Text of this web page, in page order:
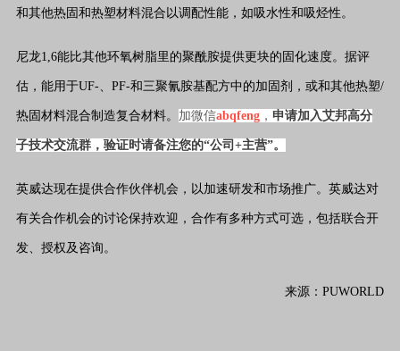
和其他热固和热塑材料混合以调配性能，如吸水性和吸烃性。
尼龙1,6能比其他环氧树脂里的聚酰胺提供更块的固化速度。据评
估，能用于UF-、PF-和三聚氰胺基配方中的加固剂，或和其他热塑/
热固材料混合制造复合材料。 加微信abqfeng ， 申请加入艾邦高分
子技术交流群，验证时请备注您的“公司+主营”。
英威达现在提供合作伙伴机会，以加速研发和市场推广。英威达对
有关合作机会的讨论保持欢迎，合作有多种方式可选，包括联合开
发、授权及咨询。
来源：PUWORLD